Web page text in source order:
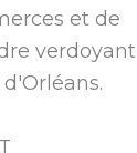
et de
verdoyant